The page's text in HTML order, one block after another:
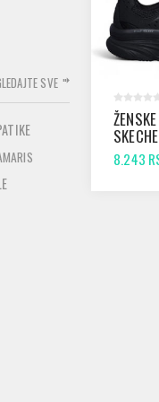
8.243
SVE